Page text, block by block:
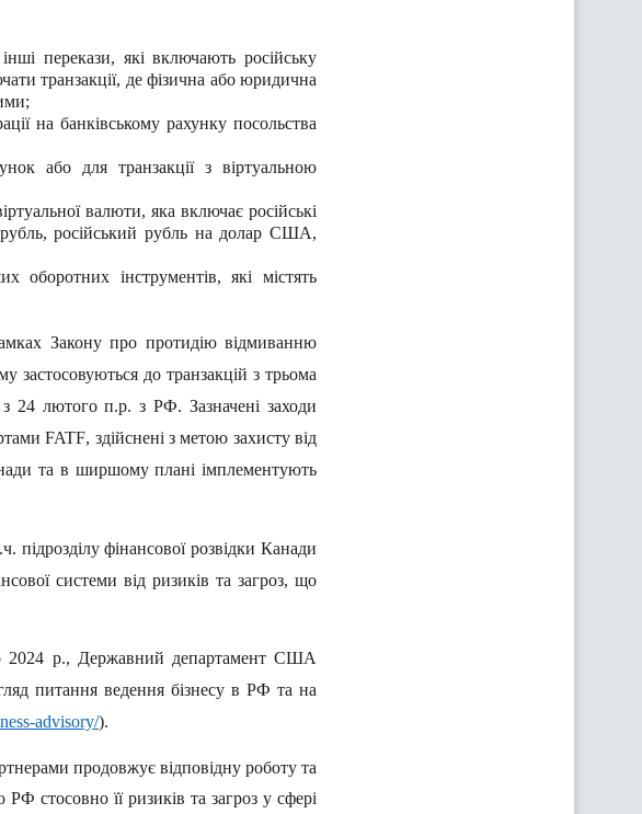
перекази, які включають російську
транзакції, де фізична або юридична
на банківському рахунку посольства
або для транзакції з віртуальною
валюти, яка включає російські
російський рубль на долар США,
оборотних інструментів, які містять
Закону про протидію відмиванню
до транзакцій з трьома
24 лютого п.р. з РФ. Зазначені заходи
FATF, здійснені з метою захисту від
та в ширшому плані імплементують
фінансової розвідки Канади
системи від ризиків та загроз, що
2024 р., Державний департамент США
питання ведення бізнесу в РФ та на
advisory/).
продовжує відповідну роботу та
стосовно її ризиків та загроз у сфері